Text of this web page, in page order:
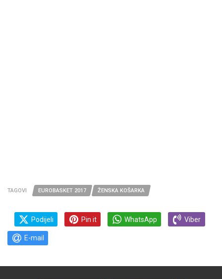
TAGOVI EUROBASKET 2017 ŽENSKA KOŠARKA
Podijeli Pin it WhatsApp Viber
E-mail